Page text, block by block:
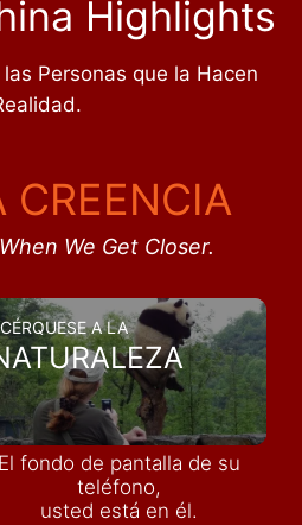
Highlights
Personas que la Hacen
CREENCIA
We Get Closer.
A LA
El fondo de pantalla de su
teléfono,
usted está en él.